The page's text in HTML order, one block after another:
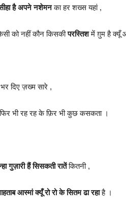
है अपने नशेमनका हर शख्स यहां ,
को नहीं कौन किसकीपरस्तिशमें ग़ुम है क्यूँ
दिए ज़ख्म सारे ,
भी रह रह के फ़िर भी कुछ कसकता ।
गुज़ारी हैं सिसकती रातेंकितनी ,
आस्मां क्यूँ रो रो के सितम ढा रहाहै ।